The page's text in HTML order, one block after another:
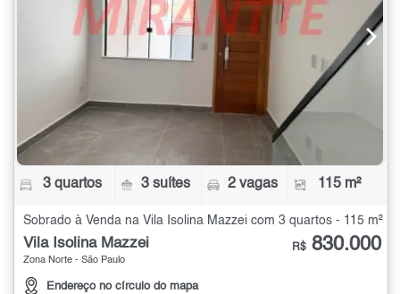
3 quartos 3 suítes 2 vagas 115 m²
Sobrado à Venda na Vila Isolina Mazzei com 3 quartos - 115 m²
Vila Isolina Mazzei
Zona Norte - São Paulo
Endereço no círculo do mapa
R$ 830.000